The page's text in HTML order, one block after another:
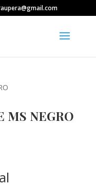
MS NEGRO